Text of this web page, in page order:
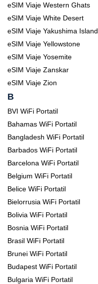
eSIM Viaje Western Ghats
eSIM Viaje White Desert
eSIM Viaje Yakushima Island
eSIM Viaje Yellowstone
eSIM Viaje Yosemite
eSIM Viaje Zanskar
eSIM Viaje Zion
B
BVI WiFi Portatil
Bahamas WiFi Portatil
Bangladesh WiFi Portatil
Barbados WiFi Portatil
Barcelona WiFi Portatil
Belgium WiFi Portatil
Belice WiFi Portatil
Bielorrusia WiFi Portatil
Bolivia WiFi Portatil
Bosnia WiFi Portatil
Brasil WiFi Portatil
Brunei WiFi Portatil
Budapest WiFi Portatil
Bulgaria WiFi Portatil